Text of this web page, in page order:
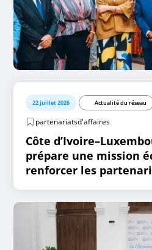
22 juillet 2026 Actualité du réseau
partenariatsd'affaires
Côte
prépare une mission
renforcer les